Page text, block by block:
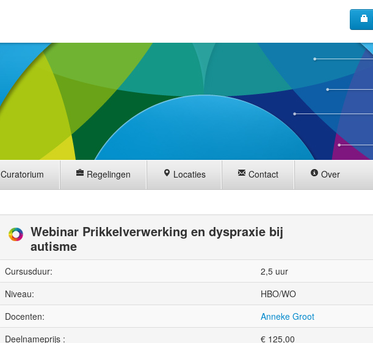
Curatorium Regelingen Locaties Contact Over
Webinar Prikkelverwerking en dyspraxie bij
autisme
Cursusduur:
2,5 uur
Niveau:
HBO/WO
Docenten:
Anneke Groot
Deelnameprijs :
€ 125,00